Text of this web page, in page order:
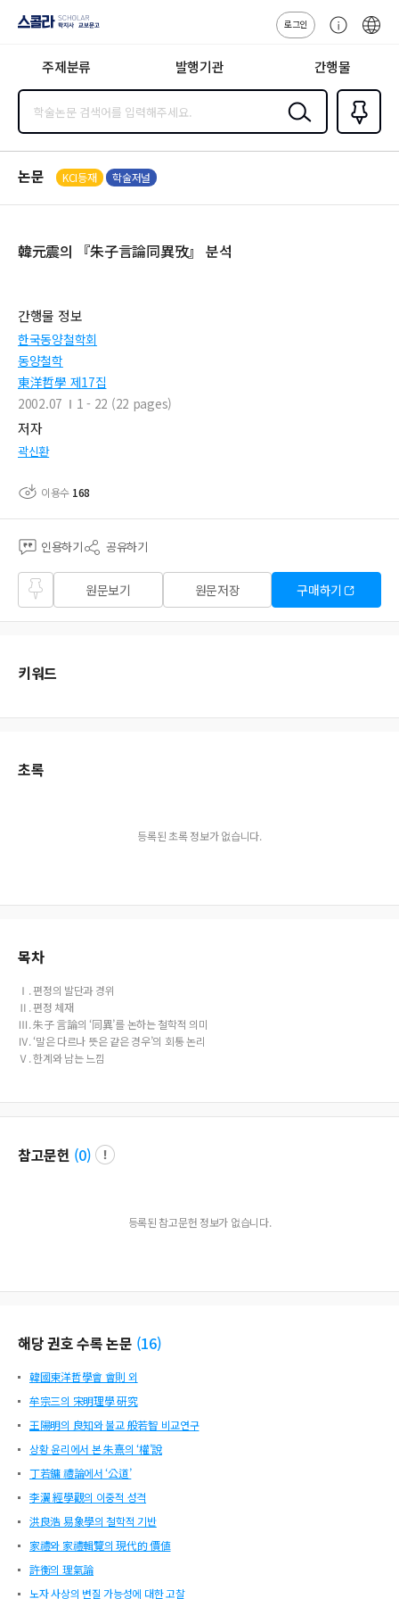
지사·교보문고
로그인
센
주제분류 발행기관 간행물
검색
즐겨찾
기0
논문 KCI등재 학술저널
韓元震의 『朱子言論同異攷』 분석
간행물 정보
한국동양철학회
동양철학
東洋哲學 제17집
2002.07
1 - 22 (22 pages)
저자
곽신환
이용수 168
인용하기 공유하기
즐겨
찾기
원문보기 원문저장 구매하기
키워드
초록
등록된 초록 정보가 없습니다.
목차
Ⅰ. 편정의 발단과 경위
Ⅱ. 편정 체재
Ⅲ. 朱子 言論의 ‘同異’를 논하는 철학적 의미
Ⅳ. ‘말은 다르나 뜻은 같은 경우’의 회통 논리
Ⅴ. 한계와 남는 느낌
참고문헌 (0)
등록된 참고문헌 정보가 없습니다.
해당 권호 수록 논문 (16)
韓國東洋哲學會 會則 외
牟宗三의 宋明理學 硏究
王陽明의 良知와 불교 般若智 비교연구
상황 윤리에서 본 朱熹의 ‘權’說
丁若鏞 禮論에서 ‘公道’
李瀷 經學觀의 이중적 성격
洪良浩 易象學의 철학적 기반
家禮와 家禮輯覽의 現代的 價値
許衡의 理氣論
노자 사상의 변질 가능성에 대한 고찰